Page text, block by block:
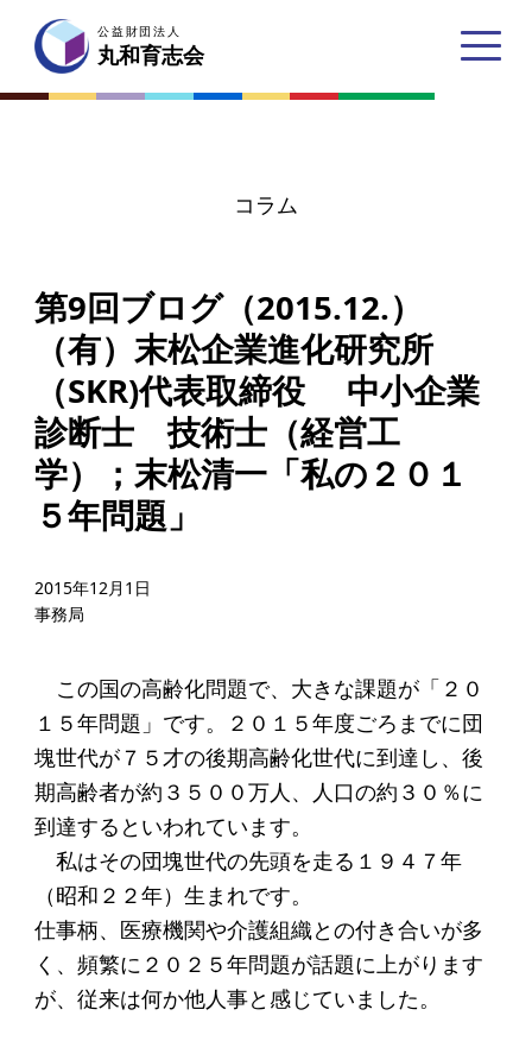
公益財団法人
丸和育志会
丸和育志会とは
理事長あいさつ
丸和育志会の目指す未来
学生のみなさんへ
起業家のみなさんへ
みなさんへ
応援したいみなさんへ
財団概要
理念
沿革
組織
事業内容
年間スケジュール
定款
公益財団法人
丸和育志会
コラム
第9回ブログ（2015.12.）
（有）末松企業進化研究所
（SKR)代表取締役 中小企業
診断士 技術士（経営工
学）；末松清一「私の２０１
５年問題」
2015年12月1日
事務局
この国の高齢化問題で、大きな課題が「２０
１５年問題」です。２０１５年度ごろまでに団
塊世代が７５才の後期高齢化世代に到達し、後
期高齢者が約３５００万人、人口の約３０％に
到達するといわれています。
私はその団塊世代の先頭を走る１９４７年
（昭和２２年）生まれです。
仕事柄、医療機関や介護組織との付き合いが多
く、頻繁に２０２５年問題が話題に上がります
が、従来は何か他人事と感じていました。